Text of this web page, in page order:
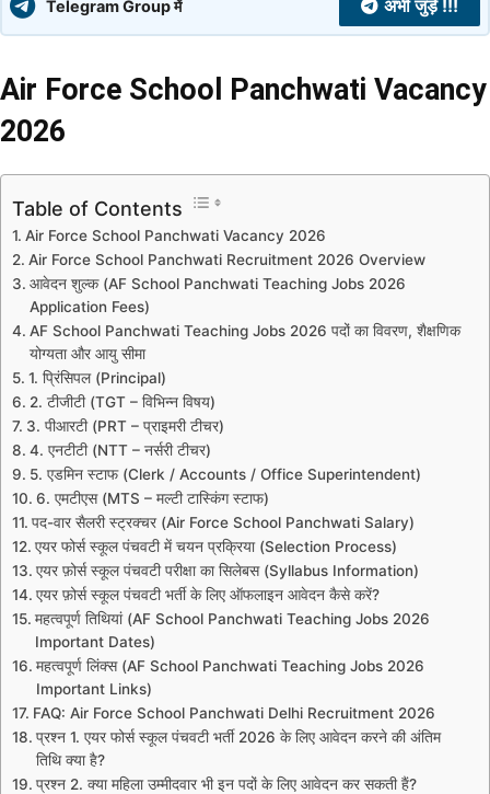
Telegram Group में अभी जुड़े !!!
Air Force School Panchwati Vacancy
2026
Table of Contents
Air Force School Panchwati Vacancy 2026
Air Force School Panchwati Recruitment 2026 Overview
आवेदन शुल्क (AF School Panchwati Teaching Jobs 2026
Application Fees)
AF School Panchwati Teaching Jobs 2026 पदों का विवरण, शैक्षणिक
योग्यता और आयु सीमा
1. प्रिंसिपल (Principal)
2. टीजीटी (TGT – विभिन्न विषय)
3. पीआरटी (PRT – प्राइमरी टीचर)
4. एनटीटी (NTT – नर्सरी टीचर)
5. एडमिन स्टाफ (Clerk / Accounts / Office Superintendent)
6. एमटीएस (MTS – मल्टी टास्किंग स्टाफ)
पद-वार सैलरी स्ट्रक्चर (Air Force School Panchwati Salary)
एयर फोर्स स्कूल पंचवटी में चयन प्रक्रिया (Selection Process)
एयर फ़ोर्स स्कूल पंचवटी परीक्षा का सिलेबस (Syllabus Information)
एयर फ़ोर्स स्कूल पंचवटी भर्ती के लिए ऑफलाइन आवेदन कैसे करें?
महत्वपूर्ण तिथियां (AF School Panchwati Teaching Jobs 2026
Important Dates)
महत्वपूर्ण लिंक्स (AF School Panchwati Teaching Jobs 2026
Important Links)
FAQ: Air Force School Panchwati Delhi Recruitment 2026
प्रश्न 1. एयर फोर्स स्कूल पंचवटी भर्ती 2026 के लिए आवेदन करने की अंतिम
तिथि क्या है?
प्रश्न 2. क्या महिला उम्मीदवार भी इन पदों के लिए आवेदन कर सकती हैं?